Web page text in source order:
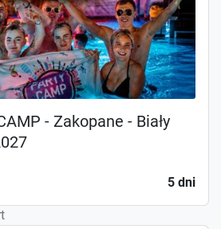
- Zakopane - Biały
5 dni